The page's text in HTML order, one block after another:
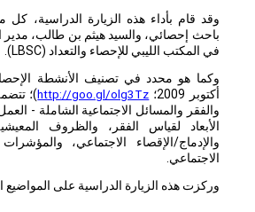
وقد قام بأداء هذه الزيارة الدراسية، كل
باحث إحصائي، والسيد هيثم بن طالب، مدير
في المكتب الليبي للإحصاء والتعداد (LBSC
).
وكما هو محدد في تصنيف الأنشطة
أكتوبر 2009؛
http://goo.gl/olg3Tz)؛ تتضمن
والفقر والمسائل الاجتماعية الشاملة -
الأبعاد لقياس الفقر، والظروف
والإدماج/الإقصاء الاجتماعي، والمؤشرات
الاجتماعي.
وركزت هذه الزيارة الدراسية على المواضيع